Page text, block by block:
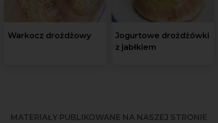
Warkocz drożdżowy
Jogurtowe drożdżówki
z jabłkiem
MATERIAŁY PUBLIKOWANE NA NASZEJ STRONIE